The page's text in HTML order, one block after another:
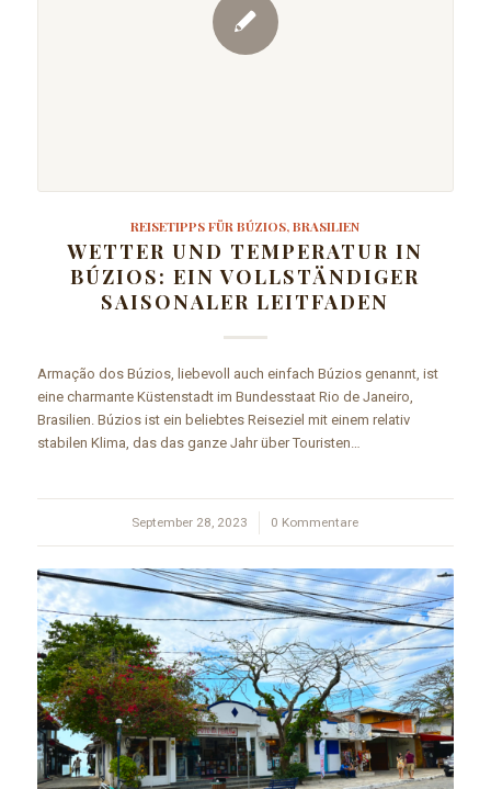
REISETIPPS FÜR BÚZIOS, BRASILIEN
WETTER UND TEMPERATUR IN
BÚZIOS: EIN VOLLSTÄNDIGER
SAISONALER LEITFADEN
Armação dos Búzios, liebevoll auch einfach Búzios genannt, ist
eine charmante Küstenstadt im Bundesstaat Rio de Janeiro,
Brasilien. Búzios ist ein beliebtes Reiseziel mit einem relativ
stabilen Klima, das das ganze Jahr über Touristen…
September 28, 2023
/ 0 Kommentare